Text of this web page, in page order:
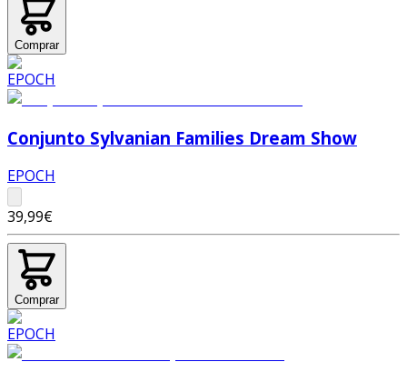
Comprar
Conjunto Sylvanian Families Dream Show
EPOCH
39,99€
Comprar